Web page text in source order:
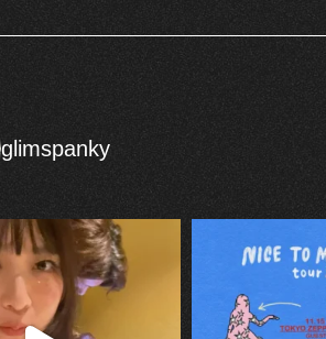
glimspanky